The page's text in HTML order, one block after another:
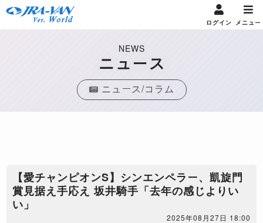
ログイン メニュー
NEWS
ニュース
ニュース/コラム
【愛チャンピオンS】シンエンペラー、凱旋門
賞見据え手応え 坂井騎手「去年の感じよりい
い」
2025年08月27日 18:00